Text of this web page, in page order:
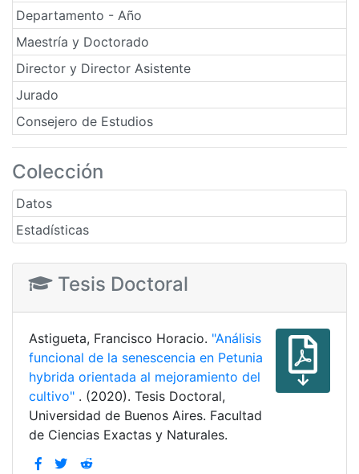
Departamento - Año
Maestría y Doctorado
Director y Director Asistente
Jurado
Consejero de Estudios
Colección
Datos
Estadísticas
Tesis Doctoral
Astigueta, Francisco Horacio. "Análisis
funcional de la senescencia en Petunia
hybrida orientada al mejoramiento del
cultivo" . (2020). Tesis Doctoral,
Universidad de Buenos Aires. Facultad
de Ciencias Exactas y Naturales.